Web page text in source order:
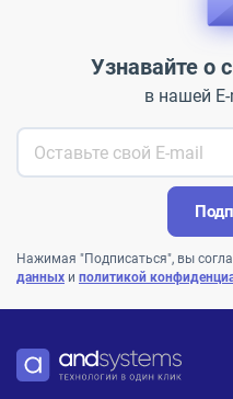
Узнавайте о
в нашей
Нажимая "Подписаться", вы
данных и политикой